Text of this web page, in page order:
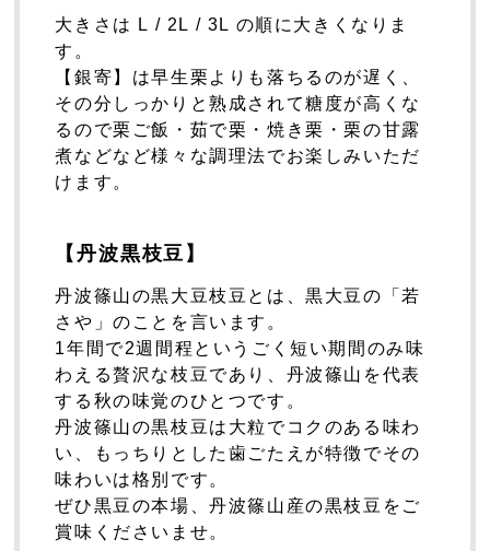
大きさは L / 2L / 3L の順に大きくなりま
す。
【銀寄】は早生栗よりも落ちるのが遅く、
その分しっかりと熟成されて糖度が高くな
るので栗ご飯・茹で栗・焼き栗・栗の甘露
煮などなど様々な調理法でお楽しみいただ
けます。
【丹波黒枝豆】
丹波篠山の黒大豆枝豆とは、黒大豆の「若
さや」のことを言います。
1年間で2週間程というごく短い期間のみ味
わえる贅沢な枝豆であり、丹波篠山を代表
する秋の味覚のひとつです。
丹波篠山の黒枝豆は大粒でコクのある味わ
い、もっちりとした歯ごたえが特徴でその
味わいは格別です。
ぜひ黒豆の本場、丹波篠山産の黒枝豆をご
賞味くださいませ。